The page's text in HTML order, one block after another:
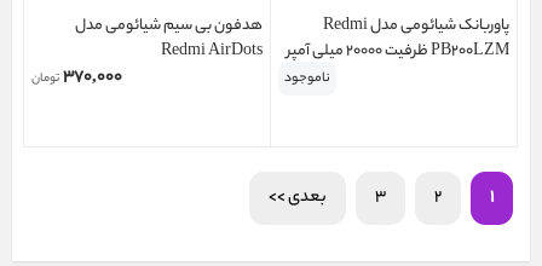
پاوربانک شیائومی مدل Redmi
PB200LZM ظرفیت 20000 میلی آمپر
ناموجود
هدفون بی‌ سیم شیائومی مدل
Redmi AirDots
۳۷۰,۰۰۰تومان
1
2
3 بعدی >>